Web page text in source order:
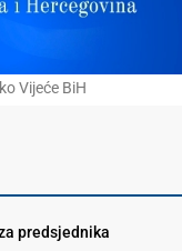
Vijeće BiH
predsjednika